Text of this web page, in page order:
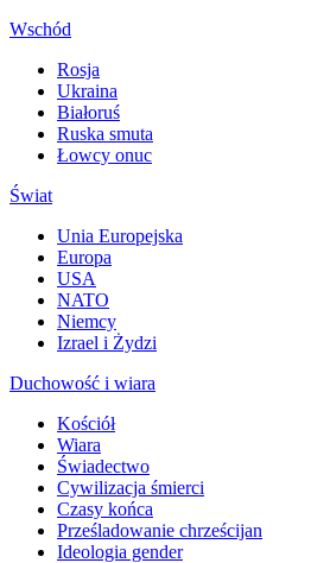
Wschód
Rosja
Ukraina
Białoruś
Ruska smuta
Łowcy onuc
Świat
Unia Europejska
Europa
USA
NATO
Niemcy
Izrael i Żydzi
Duchowość i wiara
Kościół
Wiara
Świadectwo
Cywilizacja śmierci
Czasy końca
Prześladowanie chrześcijan
Ideologia gender